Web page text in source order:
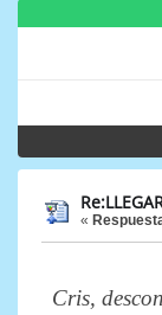
«
Cris,